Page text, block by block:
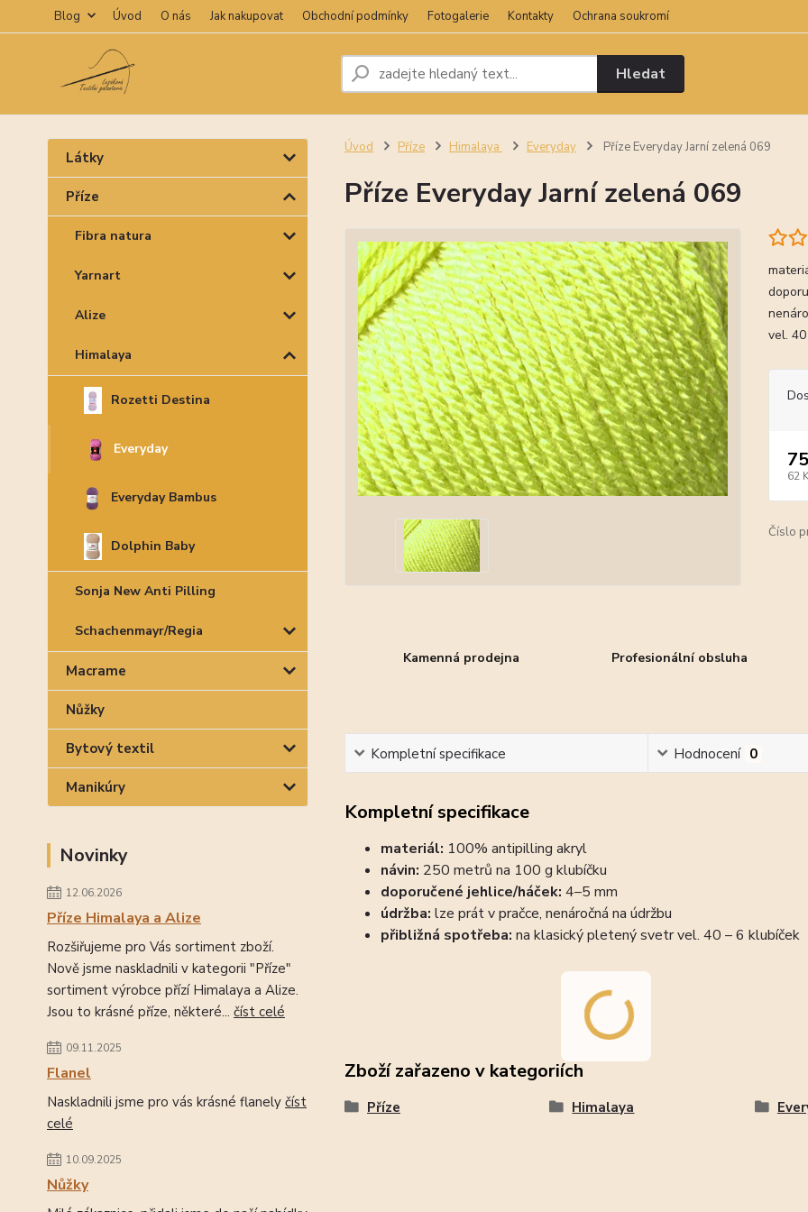
Blog Úvod O nás Jak nakupovat Obchodní podmínky Fotogalerie Kontakty Ochrana soukromí
Hledat
Látky
Příze
Fibra natura
Yarnart
Alize
Himalaya
Rozetti Destina
Everyday
Everyday Bambus
Dolphin Baby
Sonja New Anti Pilling
Schachenmayr/Regia
Macrame
Nůžky
Bytový textil
Manikúry
Novinky
12.06.2026
Příze Himalaya a Alize
Rozšiřujeme pro Vás sortiment zboží.
Nově jsme naskladnili v kategorii "Příze"
sortiment výrobce přízí Himalaya a Alize.
Jsou to krásné příze, některé... číst celé
09.11.2025
Flanel
Naskladnili jsme pro vás krásné flanely číst
celé
10.09.2025
Nůžky
Úvod Příze Himalaya Everyday Příze Everyday Jarní zelená 069
Příze Everyday Jarní zelená 069
vel.
62
Číslo
Kamenná prodejna Profesionální obsluha
Kompletní specifikace Hodnocení 0
Kompletní specifikace
materiál: 100% antipilling akryl
návin: 250 metrů na 100 g klubíčku
doporučené jehlice/háček: 4–5 mm
údržba: lze prát v pračce, nenáročná na údržbu
přibližná spotřeba: na klasický pletený svetr vel. 40 – 6 klubíček
Zboží zařazeno v kategoriích
Příze Himalaya